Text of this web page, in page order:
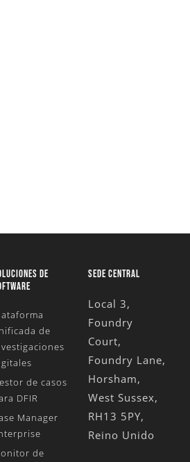
DE
de
de casos
DFIR
Manager
de
SEDE CENTRAL
Local 3,
Foundry
Court,
Foundry Lane,
Horsham,
West Sussex,
RH13 5PY,
Reino Unido